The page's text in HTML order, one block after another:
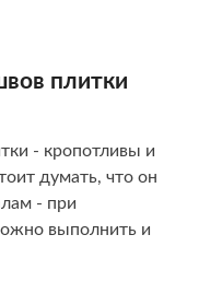
плитки
- кропотливы и
думать, что он
- при
выполнить и